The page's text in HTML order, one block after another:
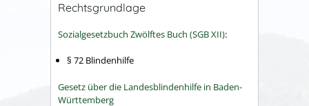
Rechtsgrundlage
Sozialgesetzbuch Zwölftes Buch (SGB XII):
§ 72 Blindenhilfe
Gesetz über die Landesblindenhilfe in Baden-
Württemberg